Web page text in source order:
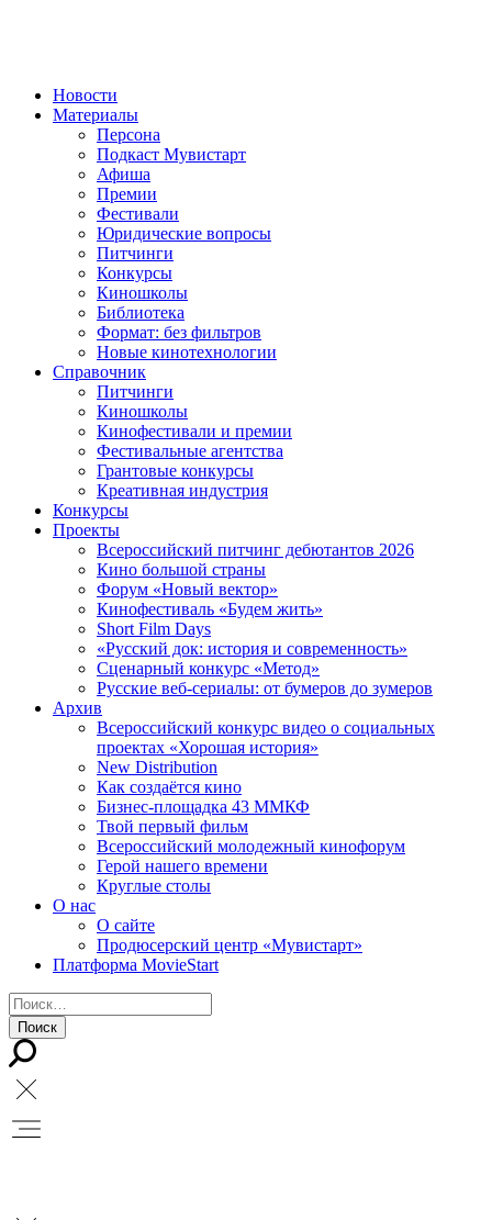
Новости
Материалы
Персона
Подкаст Мувистарт
Афиша
Премии
Фестивали
Юридические вопросы
Питчинги
Конкурсы
Киношколы
Библиотека
Формат: без фильтров
Новые кинотехнологии
Справочник
Питчинги
Киношколы
Кинофестивали и премии
Фестивальные агентства
Грантовые конкурсы
Креативная индустрия
Конкурсы
Проекты
Всероссийский питчинг дебютантов 2026
Кино большой страны
Форум «Новый вектор»
Кинофестиваль «Будем жить»
Short Film Days
«Русский док: история и современность»
Сценарный конкурс «Метод»
Русские веб-сериалы: от бумеров до зумеров
Архив
Всероссийский конкурс видео о социальных
проектах «Хорошая история»
New Distribution
Как создаётся кино
Бизнес-площадка 43 ММКФ
Твой первый фильм
Всероссийский молодежный кинофорум
Герой нашего времени
Круглые столы
О нас
О сайте
Продюсерский центр «Мувистарт»
Платформа MovieStart